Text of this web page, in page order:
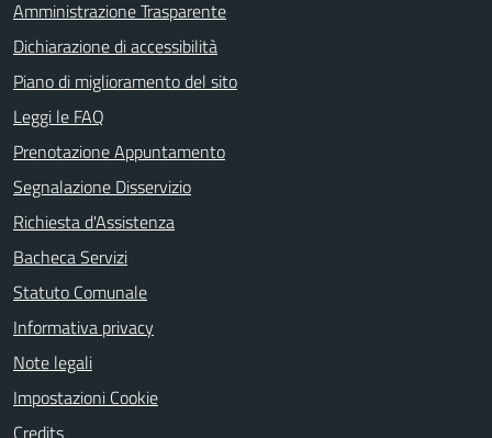
Amministrazione Trasparente
Dichiarazione di accessibilità
Piano di miglioramento del sito
Leggi le FAQ
Prenotazione Appuntamento
Segnalazione Disservizio
Richiesta d'Assistenza
Bacheca Servizi
Statuto Comunale
Informativa privacy
Note legali
Impostazioni Cookie
Credits